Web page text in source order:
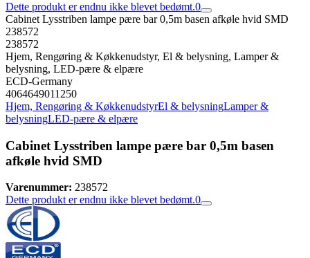
Dette produkt er endnu ikke blevet bedømt.0
Cabinet Lysstriben lampe pære bar 0,5m basen afkøle hvid SMD
238572
238572
Hjem, Rengøring & Køkkenudstyr, El & belysning, Lamper &
belysning, LED-pære & elpære
ECD-Germany
4064649011250
Hjem, Rengøring & KøkkenudstyrEl & belysningLamper &
belysningLED-pære & elpære
Cabinet Lysstriben lampe pære bar 0,5m basen
afkøle hvid SMD
Varenummer: 238572
Dette produkt er endnu ikke blevet bedømt.0